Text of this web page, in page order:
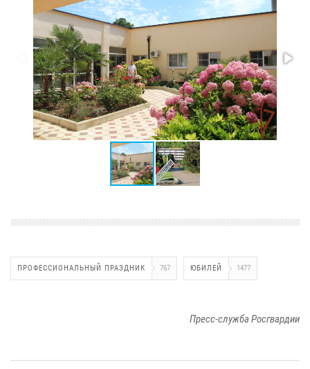
ПРОФЕССИОНАЛЬНЫЙ ПРАЗДНИК 767 ЮБИЛЕЙ 1477
Пресс-служба Росгвардии